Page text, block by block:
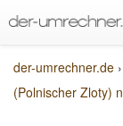
der-umrechner.de ›
(Polnischer Zloty)